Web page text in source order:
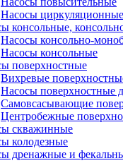
Насосы циркуляционные
консольные,
Насосы консольно-
Насосы консольные
поверхностные
Вихревые
Насосы поверхностные
Самовсасывающие
Центробежные
скважинные
колодезные
дренажные и